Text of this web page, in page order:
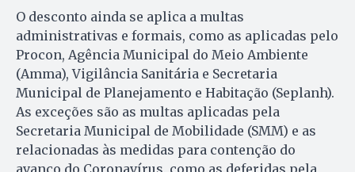
O desconto ainda se aplica a multas
administrativas e formais, como as aplicadas pelo
Procon, Agência Municipal do Meio Ambiente
(Amma), Vigilância Sanitária e Secretaria
Municipal de Planejamento e Habitação (Seplanh).
As exceções são as multas aplicadas pela
Secretaria Municipal de Mobilidade (SMM) e as
relacionadas às medidas para contenção do